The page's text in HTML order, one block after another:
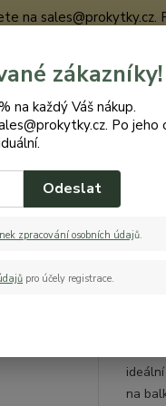
na
12/A
A
na
zákazníky!
na každý Váš nákup.
Po jeho
Odeslat
zpracování osobních údajů.
pro účely registrace.